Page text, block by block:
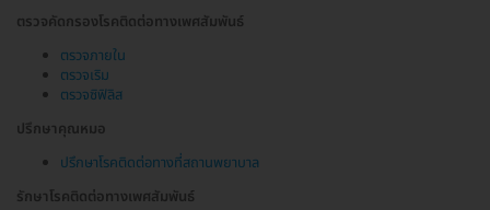
ตรวจคัดกรองโรคติดต่อทางเพศสัมพันธ์
ตรวจภายใน
ตรวจเริม
ตรวจซิฟิลิส
ปรึกษาคุณหมอ
ปรึกษาโรคติดต่อทางที่สถานพยาบาล
รักษาโรคติดต่อทางเพศสัมพันธ์